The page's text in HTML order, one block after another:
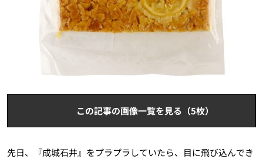
この記事の画像一覧を見る（5枚）
先日、『成城石井』をプラプラしていたら、目に飛び込んでき